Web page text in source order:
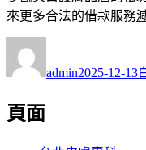
來更多合法的借款服務
者
admin佈
2025-12-13
頁面